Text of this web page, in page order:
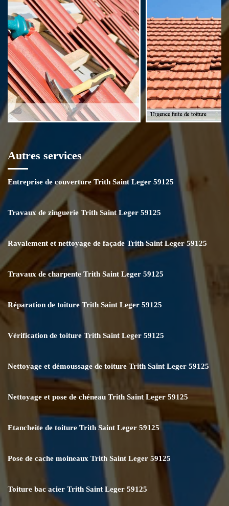
à fait réalisable de demander ce service d’une manière urgente.
Autres services
Entreprise de couverture Trith Saint Leger 59125
Travaux de zinguerie Trith Saint Leger 59125
Ravalement et nettoyage de façade Trith Saint Leger 59125
Travaux de charpente Trith Saint Leger 59125
Réparation de toiture Trith Saint Leger 59125
Vérification de toiture Trith Saint Leger 59125
Nettoyage et démoussage de toiture Trith Saint Leger 59125
Nettoyage et pose de chéneau Trith Saint Leger 59125
Etancheite de toiture Trith Saint Leger 59125
Pose de cache moineaux Trith Saint Leger 59125
Toiture bac acier Trith Saint Leger 59125